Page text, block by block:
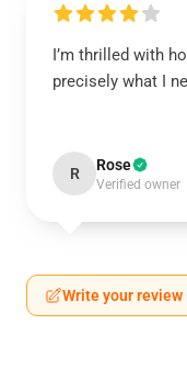
I’m thrilled with
precisely what I
R Rose
Verified owner
Write your review